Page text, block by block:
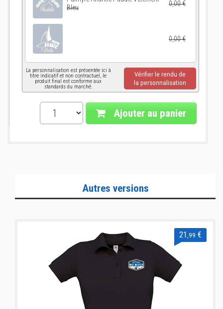
Bleu
0,00 €
0,00 €
La personnalisation est présentée ici à
titre indicatif et non contractuel, le
produit final est conforme aux
standards du marché.
Vérifier le rendu de
la personnalisation
Ajouter au panier
Autres versions
21 ,99 €